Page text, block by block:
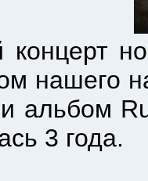
нашего
альбом
3 года.